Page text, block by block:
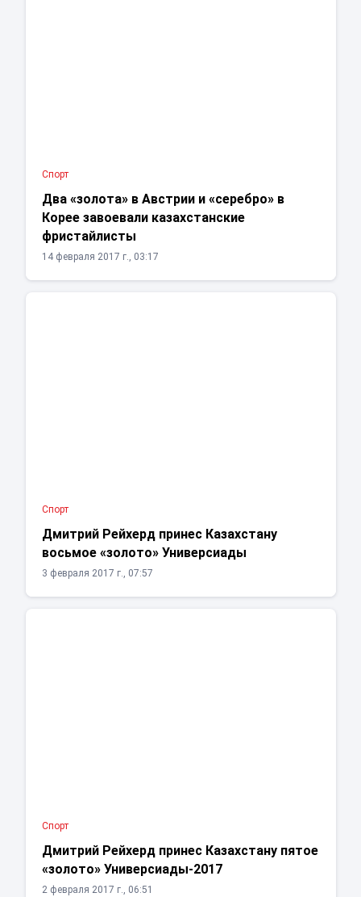
Спорт
Два «золота» в Австрии и «серебро» в
Корее завоевали казахстанские
фристайлисты
14 февраля 2017 г., 03:17
Спорт
Дмитрий Рейхерд принес Казахстану
восьмое «золото» Универсиады
3 февраля 2017 г., 07:57
Спорт
Дмитрий Рейхерд принес Казахстану пятое
«золото» Универсиады-2017
2 февраля 2017 г., 06:51